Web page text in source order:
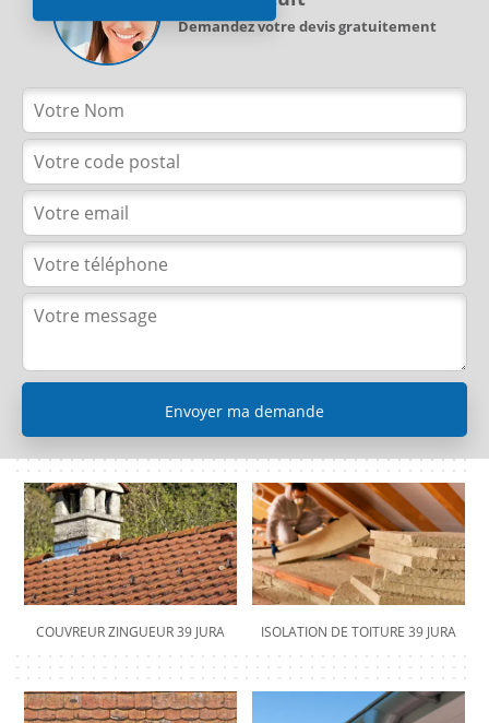
Demandez votre devis gratuitement
COUVREUR ZINGUEUR 39 JURA ISOLATION DE TOITURE 39 JURA